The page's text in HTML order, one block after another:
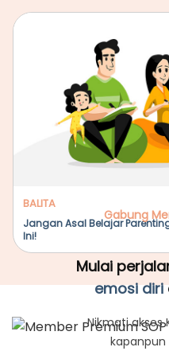
BALITA
Jangan Asal Belajar
Ini!
Gabung
Mulai
emosi diri
Nikmati akses